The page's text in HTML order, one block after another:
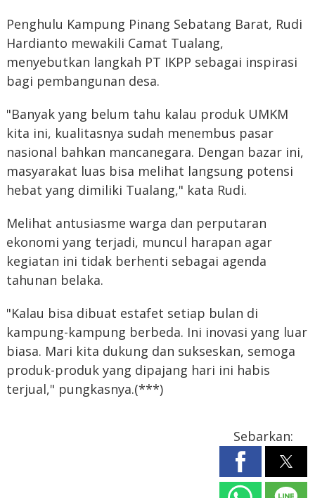
Penghulu Kampung Pinang Sebatang Barat, Rudi
Hardianto mewakili Camat Tualang,
menyebutkan langkah PT IKPP sebagai inspirasi
bagi pembangunan desa.
"Banyak yang belum tahu kalau produk UMKM
kita ini, kualitasnya sudah menembus pasar
nasional bahkan mancanegara. Dengan bazar ini,
masyarakat luas bisa melihat langsung potensi
hebat yang dimiliki Tualang," kata Rudi.
Melihat antusiasme warga dan perputaran
ekonomi yang terjadi, muncul harapan agar
kegiatan ini tidak berhenti sebagai agenda
tahunan belaka.
"Kalau bisa dibuat estafet setiap bulan di
kampung-kampung berbeda. Ini inovasi yang luar
biasa. Mari kita dukung dan sukseskan, semoga
produk-produk yang dipajang hari ini habis
terjual," pungkasnya.(***)
Sebarkan: